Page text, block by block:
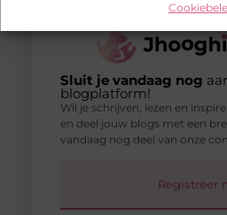
Sluit je vandaag nog
blogplatform!
Wil je schrijven, lezen en
en deel jouw blogs met een
vandaag nog deel van onze
Registreer